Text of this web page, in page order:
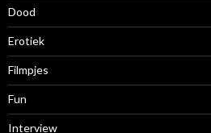
Dood
Erotiek
Filmpjes
Fun
Interview